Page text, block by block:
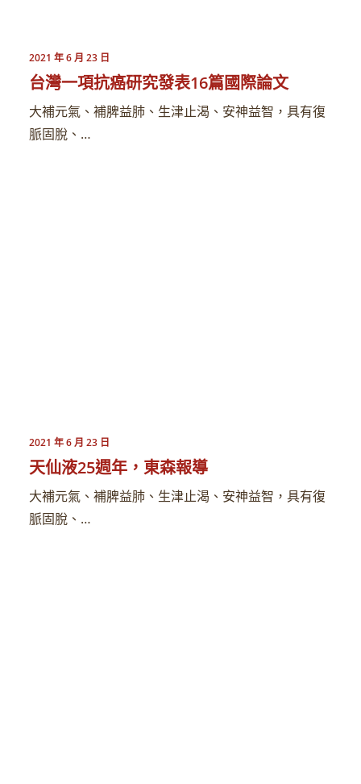
2021 年 6 月 23 日
台灣一項抗癌研究發表16篇國際論文
大補元氣、補脾益肺、生津止渴、安神益智，具有復
脈固脫、…
2021 年 6 月 23 日
天仙液25週年，東森報導
大補元氣、補脾益肺、生津止渴、安神益智，具有復
脈固脫、…